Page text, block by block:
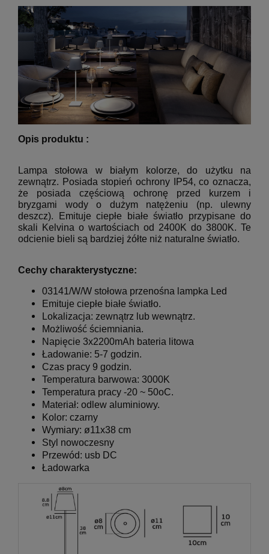
Opis produktu :
Lampa stołowa w białym kolorze, do użytku na
zewnątrz. Posiada stopień ochrony IP54, co oznacza,
że posiada częściową ochronę przed kurzem i
bryzgami wody o dużym natężeniu (np. ulewny
deszcz).
Emituje ciepłe białe światło przypisane do
skali Kelvina o wartościach od 2400K do 3800K. Te
odcienie bieli są bardziej żółte niż naturalne światło.
Cechy charakterystyczne:
03141/W/W stołowa przenośna lampka Led
Emituje ciepłe białe światło.
Lokalizacja: zewnątrz lub wewnątrz.
Możliwość ściemniania.
Napięcie 3x2200mAh bateria litowa
Ładowanie: 5-7 godzin.
Czas pracy 9 godzin.
Temperatura barwowa: 3000K
Temperatura pracy -20 ~ 50oC.
Materiał: odlew aluminiowy.
Kolor: czarny
Wymiary: ø11x38 cm
Styl nowoczesny
Przewód: usb DC
Ładowarka